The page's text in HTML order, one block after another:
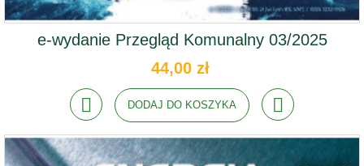
e-wydanie Przegląd Komunalny 03/2025
44,00 zł
DODAJ DO KOSZYKA